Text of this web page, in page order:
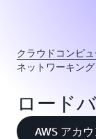
クラウドコンピ
ネットワーキン
ロード
AWS アカ